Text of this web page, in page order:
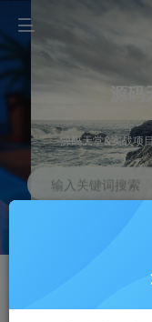
源码
源码天堂&实战项
输入关键词搜索
推广赚钱 70%